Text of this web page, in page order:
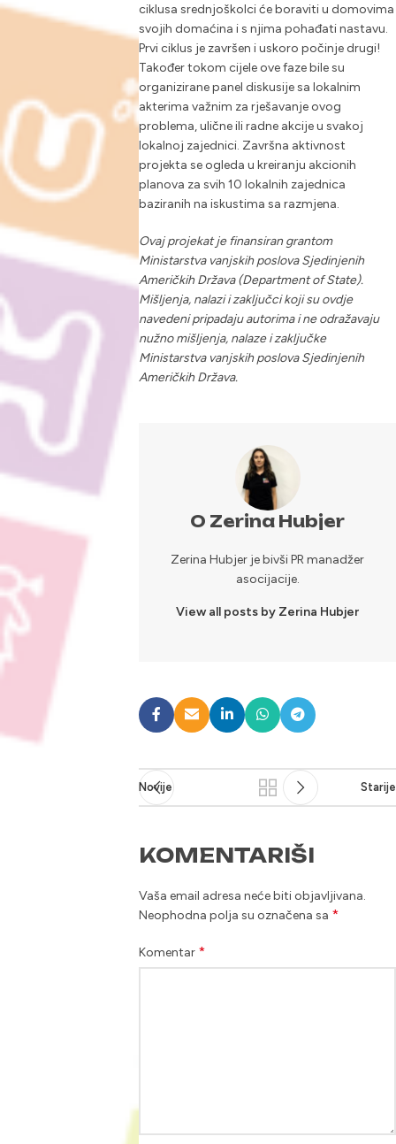
ciklusa srednjoškolci će boraviti u domovima
svojih domaćina i s njima pohađati nastavu.
Prvi ciklus je završen i uskoro počinje drugi!
Također tokom cijele ove faze bile su
organizirane panel diskusije sa lokalnim
akterima važnim za rješavanje ovog
problema, ulične ili radne akcije u svakoj
lokalnoj zajednici. Završna aktivnost
projekta se ogleda u kreiranju akcionih
planova za svih 10 lokalnih zajednica
baziranih na iskustima sa razmjena.
Ovaj projekat je finansiran grantom
Ministarstva vanjskih poslova Sjedinjenih
Američkih Država (Department of State).
Mišljenja, nalazi i zaključci koji su ovdje
navedeni pripadaju autorima i ne odražavaju
nužno mišljenja, nalaze i zaključke
Ministarstva vanjskih poslova Sjedinjenih
Američkih Država.
O Zerina Hubjer
Zerina Hubjer je bivši PR manadžer
asocijacije.
View all posts by Zerina Hubjer
Novije Starije
KOMENTARIŠI
Vaša email adresa neće biti objavljivana.
Neophodna polja su označena sa *
Komentar *